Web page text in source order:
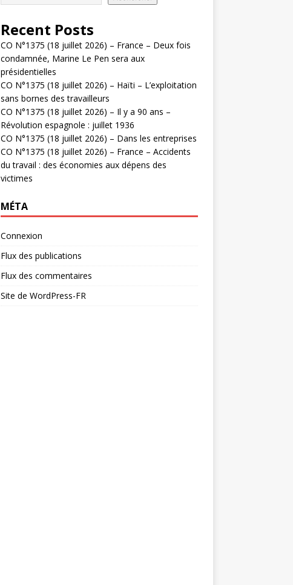
Recent Posts
CO N°1375 (18 juillet 2026) – France – Deux fois
condamnée, Marine Le Pen sera aux
présidentielles
CO N°1375 (18 juillet 2026) – Haïti – L’exploitation
sans bornes des travailleurs
CO N°1375 (18 juillet 2026) – Il y a 90 ans –
Révolution espagnole : juillet 1936
CO N°1375 (18 juillet 2026) – Dans les entreprises
CO N°1375 (18 juillet 2026) – France – Accidents
du travail : des économies aux dépens des
victimes
MÉTA
Connexion
Flux des publications
Flux des commentaires
Site de WordPress-FR